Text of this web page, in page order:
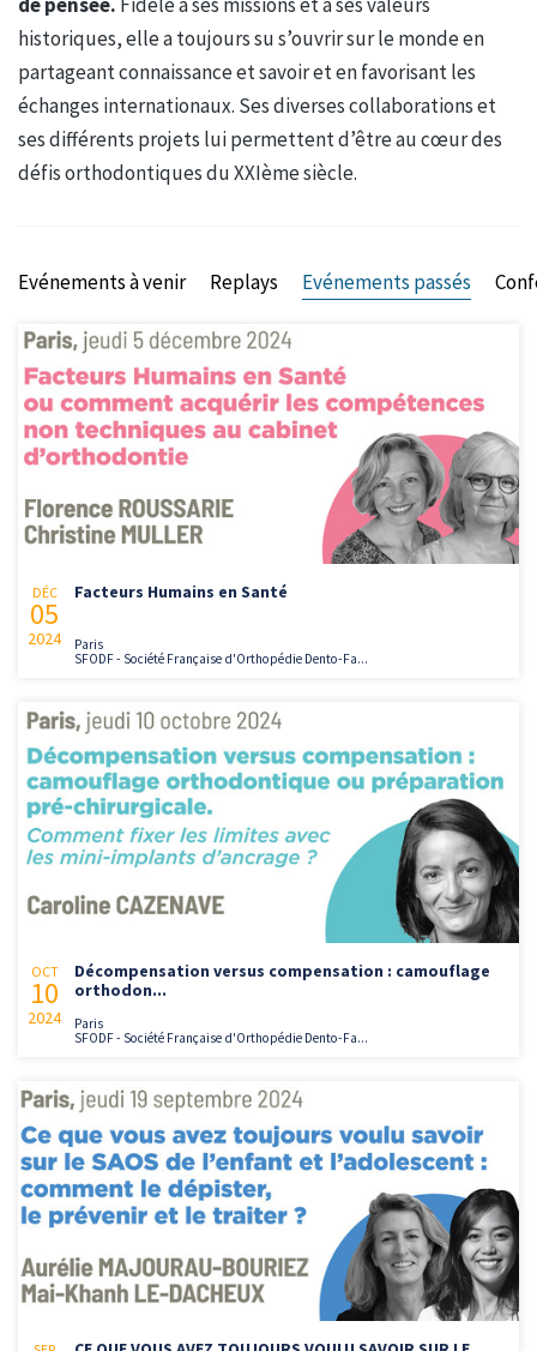
historiques, elle a toujours su s’ouvrir sur le monde en
partageant connaissance et savoir et en favorisant les
échanges internationaux. Ses diverses collaborations et
ses différents projets lui permettent d’être au cœur des
défis orthodontiques du XXIème siècle.
Evénements à venir Replays Evénements passés
DÉC
05
2024
Facteurs Humains en Santé
Paris
SFODF - Société Française d'Orthopédie Dento-Fa...
OCT
10
2024
Décompensation versus compensation : camouflage
orthodon...
Paris
SFODF - Société Française d'Orthopédie Dento-Fa...